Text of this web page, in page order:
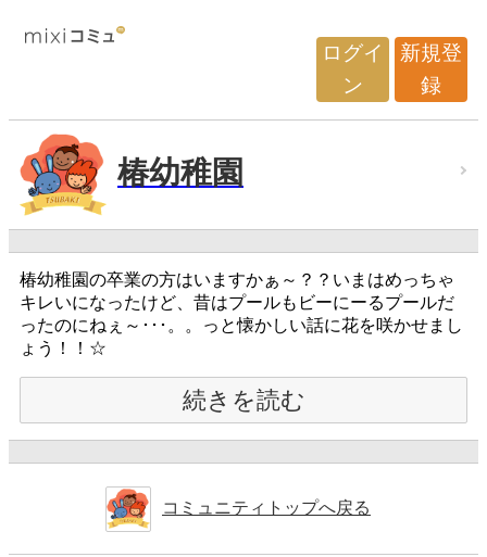
ログイ
ン
新規登
録
椿幼稚園
椿幼稚園の卒業の方はいますかぁ～？？いまはめっちゃ
キレいになったけど、昔はプールもビーにーるプールだ
ったのにねぇ～･･･。。っと懐かしい話に花を咲かせまし
ょう！！☆
続きを読む
コミュニティトップへ戻る